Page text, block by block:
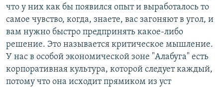
что у них как бы появился опыт и выработалось то
самое чувство, когда, знаете, вас загоняют в угол, и
вам нужно быстро предпринять какое-либо
решение. Это называется критическое мышление.
У нас в особой экономической зоне "Алабуга" есть
корпоративная культура, которой следует каждый,
потому что она исходит прямиком из уст